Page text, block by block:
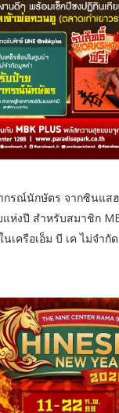
กรณ์นักษัตร จากซินแส
งปี สำหรับสมาชิก
เครือเอ็ม บี เค ไม่จำ